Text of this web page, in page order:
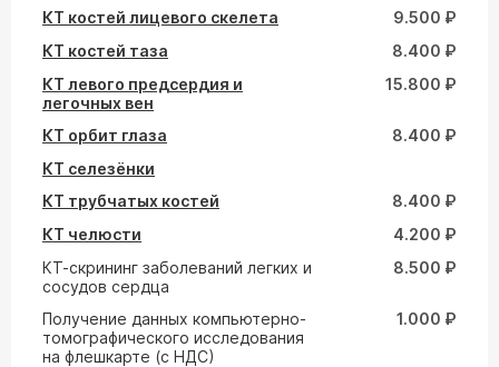
КТ костей лицевого скелета
9.500 ₽
КТ костей таза
8.400 ₽
КТ левого предсердия и
легочных вен
15.800 ₽
КТ орбит глаза
8.400 ₽
КТ селезёнки
КТ трубчатых костей
8.400 ₽
КТ челюсти
4.200 ₽
КТ-скрининг заболеваний легких и
сосудов сердца
8.500 ₽
Получение данных компьютерно-
томографического исследования
на флешкарте (с НДС)
1.000 ₽